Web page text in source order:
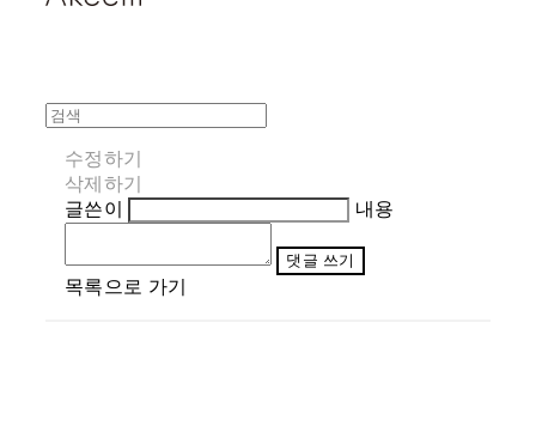
수정하기
삭제하기
글쓴이
내용
댓글 쓰기
목록으로 가기